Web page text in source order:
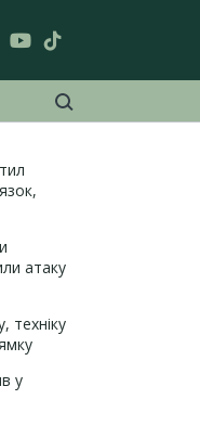
атаку
техніку
у